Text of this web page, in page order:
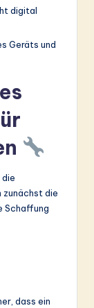
digital
Geräts und
zunächst die
Schaffung
dass ein